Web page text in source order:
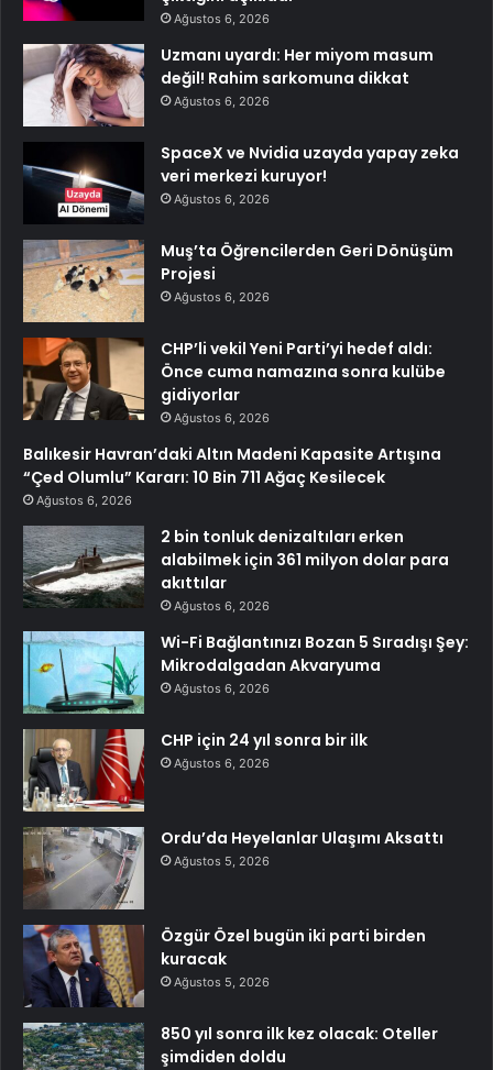
Ağustos 6, 2026
Uzmanı uyardı: Her miyom masum
değil! Rahim sarkomuna dikkat
Ağustos 6, 2026
SpaceX ve Nvidia uzayda yapay zeka
veri merkezi kuruyor!
Ağustos 6, 2026
Muş’ta Öğrencilerden Geri Dönüşüm
Projesi
Ağustos 6, 2026
CHP’li vekil Yeni Parti’yi hedef aldı:
Önce cuma namazına sonra kulübe
gidiyorlar
Ağustos 6, 2026
Balıkesir Havran’daki Altın Madeni Kapasite Artışına
“Çed Olumlu” Kararı: 10 Bin 711 Ağaç Kesilecek
Ağustos 6, 2026
2 bin tonluk denizaltıları erken
alabilmek için 361 milyon dolar para
akıttılar
Ağustos 6, 2026
Wi-Fi Bağlantınızı Bozan 5 Sıradışı Şey:
Mikrodalgadan Akvaryuma
Ağustos 6, 2026
CHP için 24 yıl sonra bir ilk
Ağustos 6, 2026
Ordu’da Heyelanlar Ulaşımı Aksattı
Ağustos 5, 2026
Özgür Özel bugün iki parti birden
kuracak
Ağustos 5, 2026
850 yıl sonra ilk kez olacak: Oteller
şimdiden doldu